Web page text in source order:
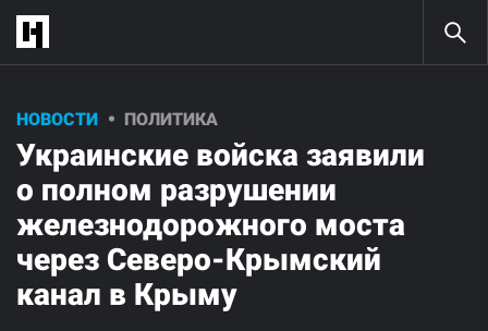
НОВОСТИ ПОЛИТИКА
Украинские войска заявили
о полном разрушении
железнодорожного моста
через Северо-Крымский
канал в Крыму